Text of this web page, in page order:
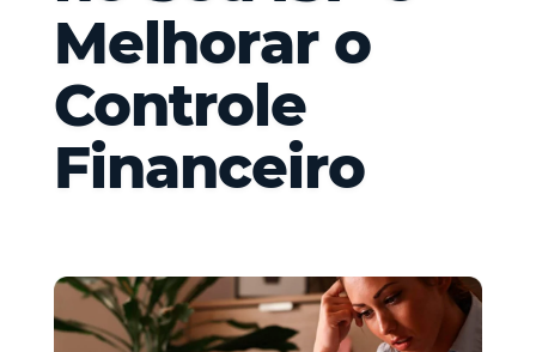
Melhorar o
Controle
Financeiro